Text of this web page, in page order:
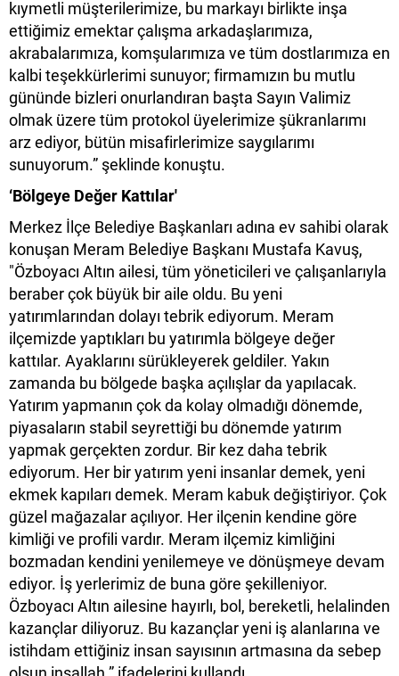
kıymetli müşterilerimize, bu markayı birlikte inşa
ettiğimiz emektar çalışma arkadaşlarımıza,
akrabalarımıza, komşularımıza ve tüm dostlarımıza en
kalbi teşekkürlerimi sunuyor; firmamızın bu mutlu
gününde bizleri onurlandıran başta Sayın Valimiz
olmak üzere tüm protokol üyelerimize şükranlarımı
arz ediyor, bütün misafirlerimize saygılarımı
sunuyorum.” şeklinde konuştu.
‘Bölgeye Değer Kattılar'
Merkez İlçe Belediye Başkanları adına ev sahibi olarak
konuşan Meram Belediye Başkanı Mustafa Kavuş,
"Özboyacı Altın ailesi, tüm yöneticileri ve çalışanlarıyla
beraber çok büyük bir aile oldu. Bu yeni
yatırımlarından dolayı tebrik ediyorum. Meram
ilçemizde yaptıkları bu yatırımla bölgeye değer
kattılar. Ayaklarını sürükleyerek geldiler. Yakın
zamanda bu bölgede başka açılışlar da yapılacak.
Yatırım yapmanın çok da kolay olmadığı dönemde,
piyasaların stabil seyrettiği bu dönemde yatırım
yapmak gerçekten zordur. Bir kez daha tebrik
ediyorum. Her bir yatırım yeni insanlar demek, yeni
ekmek kapıları demek. Meram kabuk değiştiriyor. Çok
güzel mağazalar açılıyor. Her ilçenin kendine göre
kimliği ve profili vardır. Meram ilçemiz kimliğini
bozmadan kendini yenilemeye ve dönüşmeye devam
ediyor. İş yerlerimiz de buna göre şekilleniyor.
Özboyacı Altın ailesine hayırlı, bol, bereketli, helalinden
kazançlar diliyoruz. Bu kazançlar yeni iş alanlarına ve
istihdam ettiğiniz insan sayısının artmasına da sebep